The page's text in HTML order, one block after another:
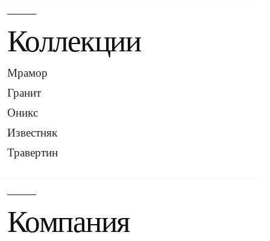
Коллекции
Мрамор
Гранит
Оникс
Известняк
Травертин
Компания